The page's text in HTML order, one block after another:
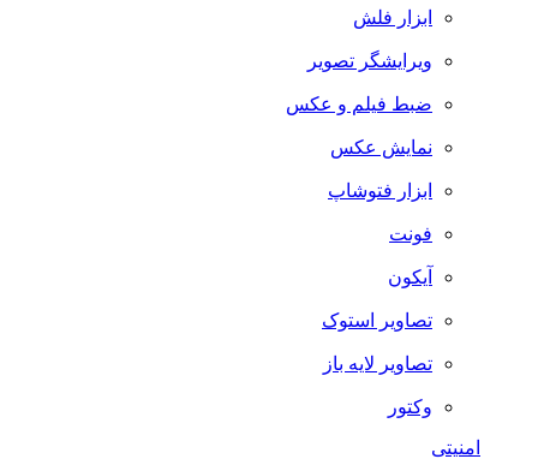
ابزار فلش
ویرایشگر تصویر
ضبط فيلم و عكس
نمایش عکس
ابزار فتوشاپ
فونت
آیکون
تصاویر استوک
تصاویر لایه باز
وکتور
امنیتی